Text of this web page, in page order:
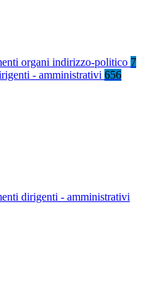
organi indirizzo-politico 7
- amministrativi 656
dirigenti - amministrativi